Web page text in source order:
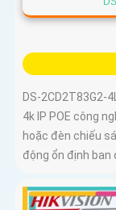
DS-2CD2T83G2-
4k IP POE công
hoặc đèn chiếu
động ổn định